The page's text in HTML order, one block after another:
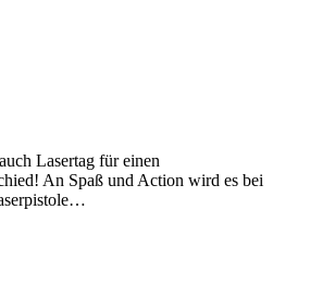
Lasertag für einen
An Spaß und Action wird es bei